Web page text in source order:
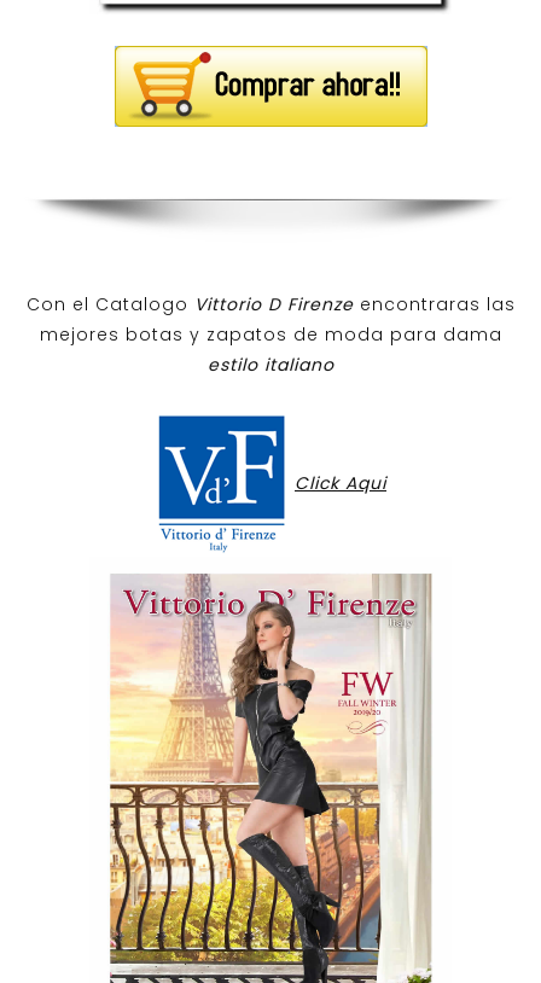
Con el Catalogo Vittorio D Firenzeencontraras las
mejores botas y zapatos de moda para dama
estilo italiano
Click Aqui